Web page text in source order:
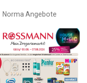
Norma Angebote